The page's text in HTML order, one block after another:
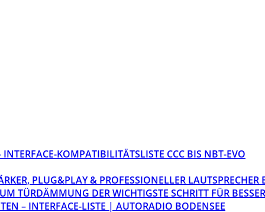
KOMPATIBILITÄTSLISTE CCC BIS NBT-EVO
PLUG&PLAY & PROFESSIONELLER LAUTSPRECHER
TÜRDÄMMUNG DER WICHTIGSTE SCHRITT FÜR
– INTERFACE-LISTE | AUTORADIO BODENSEE